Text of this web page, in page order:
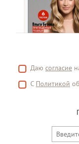
Даю согласие
С Политикой